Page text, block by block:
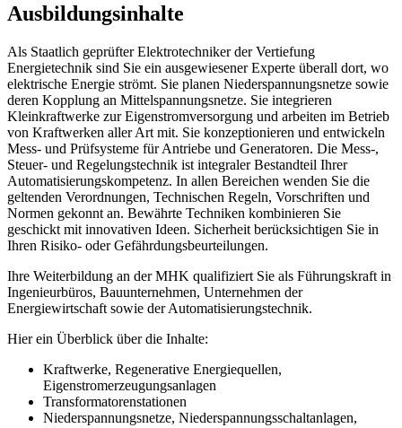
Ausbildungsinhalte
Als Staatlich geprüfter Elektrotechniker der Vertiefung
Energietechnik sind Sie ein ausgewiesener Experte überall dort, wo
elektrische Energie strömt. Sie planen Niederspannungsnetze sowie
deren Kopplung an Mittelspannungsnetze. Sie integrieren
Kleinkraftwerke zur Eigenstromversorgung und arbeiten im Betrieb
von Kraftwerken aller Art mit. Sie konzeptionieren und entwickeln
Mess- und Prüfsysteme für Antriebe und Generatoren. Die Mess-,
Steuer- und Regelungstechnik ist integraler Bestandteil Ihrer
Automatisierungskompetenz. In allen Bereichen wenden Sie die
geltenden Verordnungen, Technischen Regeln, Vorschriften und
Normen gekonnt an. Bewährte Techniken kombinieren Sie
geschickt mit innovativen Ideen. Sicherheit berücksichtigen Sie in
Ihren Risiko- oder Gefährdungsbeurteilungen.
Ihre Weiterbildung an der MHK qualifiziert Sie als Führungskraft in
Ingenieurbüros, Bauunternehmen, Unternehmen der
Energiewirtschaft sowie der Automatisierungstechnik.
Hier ein Überblick über die Inhalte:
Kraftwerke, Regenerative Energiequellen,
Eigenstromerzeugungsanlagen
Transformatorenstationen
Niederspannungsnetze, Niederspannungsschaltanlagen,